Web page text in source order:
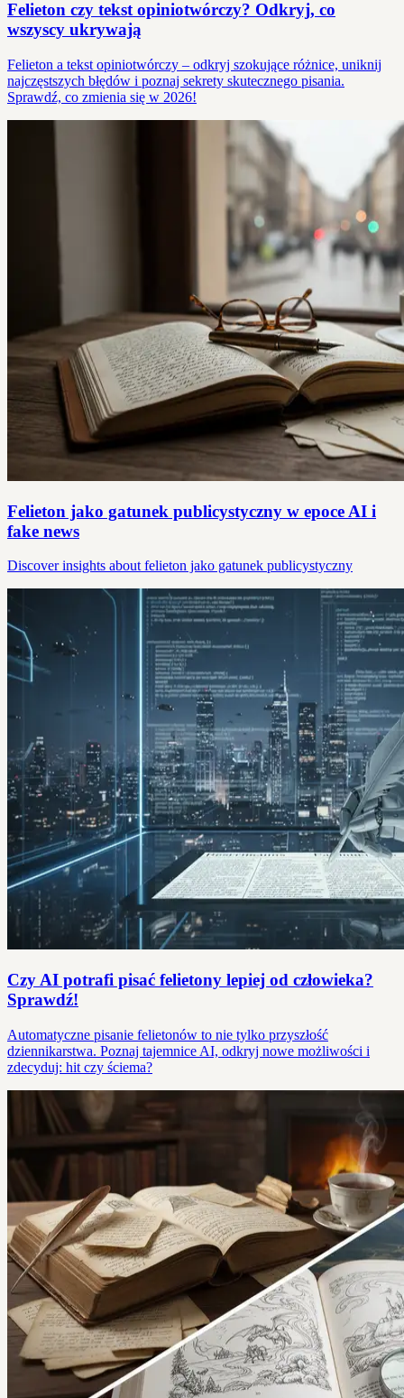
Felieton czy tekst opiniotwórczy? Odkryj, co
wszyscy ukrywają
Felieton a tekst opiniotwórczy – odkryj szokujące różnice, uniknij
najczęstszych błędów i poznaj sekrety skutecznego pisania.
Sprawdź, co zmienia się w 2026!
Felieton jako gatunek publicystyczny w epoce AI i
fake news
Discover insights about felieton jako gatunek publicystyczny
Czy AI potrafi pisać felietony lepiej od człowieka?
Sprawdź!
Automatyczne pisanie felietonów to nie tylko przyszłość
dziennikarstwa. Poznaj tajemnice AI, odkryj nowe możliwości i
zdecyduj: hit czy ściema?